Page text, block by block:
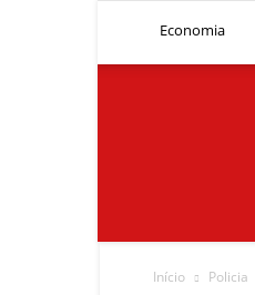
Economia
Início Policia